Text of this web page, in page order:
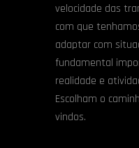
velocidade das
com que
adaptar com
fundamental
realidade e
Escolham o
vindos.